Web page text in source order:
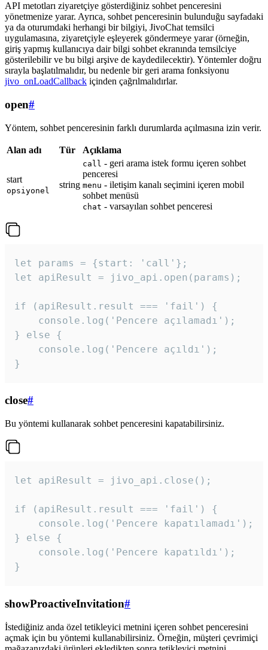
API metotları ziyaretçiye gösterdiğiniz sohbet penceresini
yönetmenize yarar. Ayrıca, sohbet penceresinin bulunduğu sayfadaki
ya da oturumdaki herhangi bir bilgiyi, JivoChat temsilci
uygulamasına, ziyaretçiyle eşleyerek göndermeye yarar (örneğin,
giriş yapmış kullanıcıya dair bilgi sohbet ekranında temsilciye
gösterilebilir ve bu bilgi arşive de kaydedilecektir). Yöntemler doğru
sırayla başlatılmalıdır, bu nedenle bir geri arama fonksiyonu
jivo_onLoadCallback içinden çağrılmalıdırlar.
open#
Yöntem, sohbet penceresinin farklı durumlarda açılmasına izin verir.
Alan adı Tür Açıklama
start
opsiyonel
string
call - geri arama istek formu içeren sohbet
penceresi
menu - iletişim kanalı seçimini içeren mobil
sohbet menüsü
chat - varsayılan sohbet penceresi
let params = {start: 'call'};
let apiResult = jivo_api.open(params);
if (apiResult.result === 'fail') {
    console.log('Pencere açılamadı');
} else {
    console.log('Pencere açıldı');
}
close#
Bu yöntemi kullanarak sohbet penceresini kapatabilirsiniz.
let apiResult = jivo_api.close();
if (apiResult.result === 'fail') {
    console.log('Pencere kapatılamadı');
} else {
    console.log('Pencere kapatıldı');
}
showProactiveInvitation#
İstediğiniz anda özel tetikleyici metnini içeren sohbet penceresini
açmak için bu yöntemi kullanabilirsiniz. Örneğin, müşteri çevrimiçi